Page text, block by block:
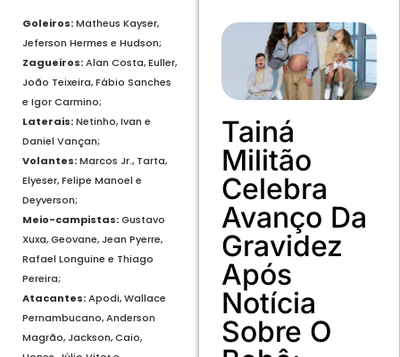
Goleiros:Matheus Kayser,
Jeferson Hermes e Hudson;
Zagueiros:Alan Costa, Euller,
João Teixeira, Fábio Sanches
e Igor Carmino;
Laterais:Netinho, Ivan e
Daniel Vançan;
Volantes:Marcos Jr., Tarta,
Elyeser, Felipe Manoel e
Deyverson;
Meio-campistas:Gustavo
Xuxa, Geovane, Jean Pyerre,
Rafael Longuine e Thiago
Pereira;
Atacantes:Apodi, Wallace
Pernambucano, Anderson
Magrão, Jackson, Caio,
Tainá
Militão
Celebra
Avanço Da
Gravidez
Após
Notícia
Sobre O